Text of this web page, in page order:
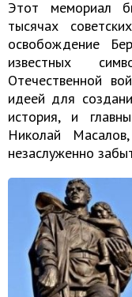
Этот мемориал
тысячах
освобождение
известных
Отечественной
идеей для
история, и
Николай
незаслуженно